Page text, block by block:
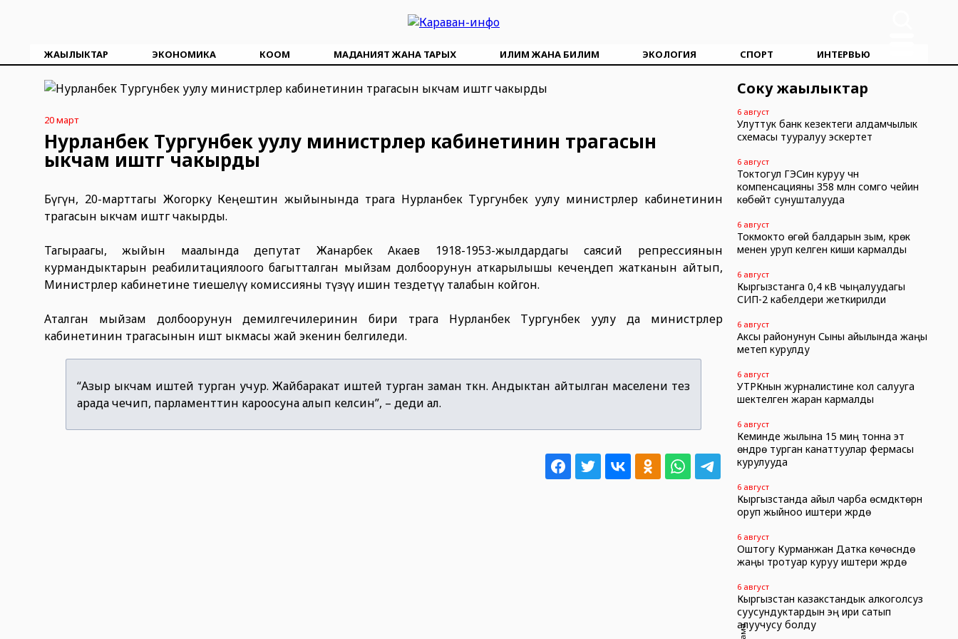
ЖАҢЫЛЫКТАР ЭКОНОМИКА КООМ МАДАНИЯТ ЖАНА ТАРЫХ ИЛИМ ЖАНА БИЛИМ ЭКОЛОГИЯ СПОРТ ИНТЕРВЬЮ
20 март
Нурланбек Тургунбек уулу министрлер кабинетинин төрагасын
ыкчам иштөөгө чакырды
Бүгүн, 20-марттагы Жогорку Кеңештин жыйынында төрага Нурланбек Тургунбек уулу министрлер кабинетинин
төрагасын ыкчам иштөөгө чакырды.
Тагыраагы, жыйын маалында депутат Жанарбек Акаев 1918-1953-жылдардагы саясий репрессиянын
курмандыктарын реабилитациялоого багытталган мыйзам долбоорунун аткарылышы кечеңдеп жатканын айтып,
Министрлер кабинетине тиешелүү комиссияны түзүү ишин тездетүү талабын койгон.
Аталган мыйзам долбоорунун демилгечилеринин бири төрага Нурланбек Тургунбек уулу да министрлер
кабинетинин төрагасынын иштөө ыкмасы жай экенин белгиледи.
“Азыр ыкчам иштей турган учур. Жайбаракат иштей турган заман өткөн. Андыктан айтылган маселени тез
арада чечип, парламенттин кароосуна алып келсин”, – деди ал.
Соңку жаңылыктар
6 август
Улуттук банк кезектеги алдамчылык
схемасы тууралуу эскертет
6 август
Токтогул ГЭСин куруу үчүн
компенсацияны 358 млн сомго чейин
көбөйтүү сунушталууда
6 август
Токмокто өгөй балдарын зым, күрөк
менен уруп келген киши кармалды
6 август
Кыргызстанга 0,4 кВ чыңалуудагы
СИП-2 кабелдери жеткирилди
6 август
Аксы районунун Сыны айылында жаңы
метеп курулду
6 август
УТРКнын журналистине кол салууга
шектелген жаран кармалды
6 август
Кеминде жылына 15 миң тонна эт
өндүрө турган канаттуулар фермасы
курулууда
6 август
Кыргызстанда айыл чарба өсүмдүктөрүн
оруп жыйноо иштери жүрүүдө
6 август
Оштогу Курманжан Датка көчөсүндө
жаңы тротуар куруу иштери жүрүүдө
6 август
Кыргызстан казакстандык алкоголсуз
суусундуктардын эң ири сатып
алуучусу болду